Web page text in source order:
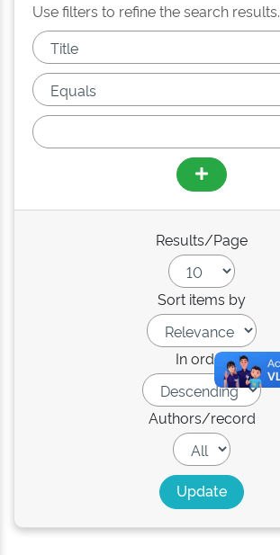
Use filters to refine the search results.
Results/Page
Sort items by
In order
Authors/record